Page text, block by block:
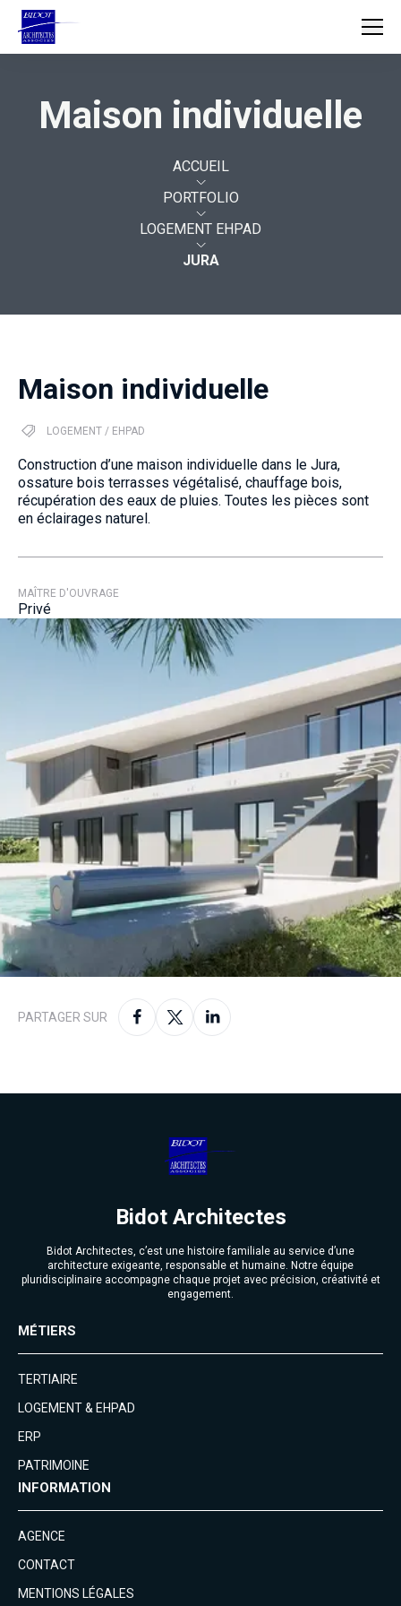
ACCUEIL
Maison individuelle
ACCUEIL
PORTFOLIO
LOGEMENT EHPAD
JURA
Maison individuelle
LOGEMENT / EHPAD
Construction d’une maison individuelle dans le Jura,
ossature bois terrasses végétalisé, chauffage bois,
récupération des eaux de pluies. Toutes les pièces sont
en éclairages naturel.
MAÎTRE D'OUVRAGE
Privé
PARTAGER SUR
Bidot Architectes
Bidot Architectes, c’est une histoire familiale au service d’une
architecture exigeante, responsable et humaine. Notre équipe
pluridisciplinaire accompagne chaque projet avec précision, créativité et
engagement.
MÉTIERS
TERTIAIRE
LOGEMENT & EHPAD
ERP
PATRIMOINE
INFORMATION
AGENCE
CONTACT
MENTIONS LÉGALES